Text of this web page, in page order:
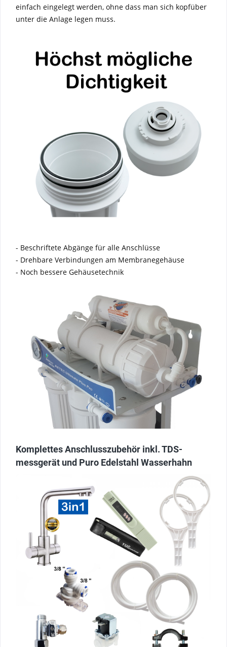
einfach eingelegt werden, ohne dass man sich kopfüber
unter die Anlage legen muss.
- Beschriftete Abgänge für alle Anschlüsse
- Drehbare Verbindungen am Membranegehäuse
- Noch bessere Gehäusetechnik
Komplettes Anschlusszubehör inkl. TDS-
messgerät und Puro Edelstahl Wasserhahn